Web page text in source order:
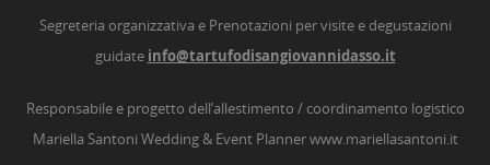
Segreteria organizzativa e Prenotazioni per visite e degustazioni
guidate info@tartufodisangiovannidasso.it
Responsabile e progetto dell’allestimento / coordinamento logistico
Mariella Santoni Wedding & Event Plannerwww.mariellasantoni.it